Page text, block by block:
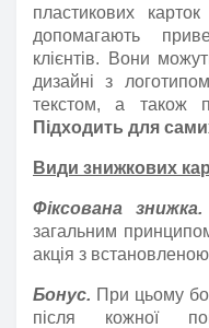
пластикових
допомагають
клієнтів. Вони
дизайні з
текстом, а також
Підходить для
Види знижкових
Фіксована знижка.
загальним
акція з
Бонус. При цьому
після кожної